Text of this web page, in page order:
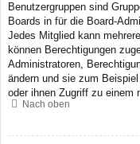
Benutzergruppen sind
Boards in für die Board-
Jedes Mitglied kann
können Berechtigungen
Administratoren,
ändern und sie zum
oder ihnen Zugriff zu einem
Nach oben